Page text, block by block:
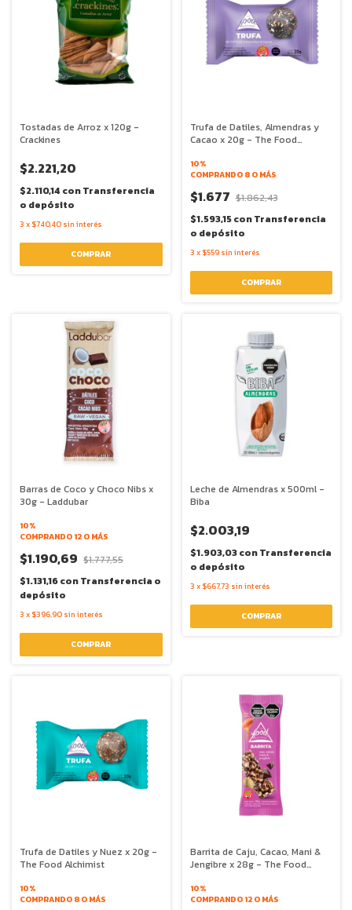
Tostadas de Arroz x 120g -
Crackines
$2.221,20
$2.110,14 conTransferencia
o depósito
3 x $740,40 sin interés
Trufa de Datiles, Almendras y
Cacao x 20g - The Food
10%
COMPRANDO 8 O MÁS
$1.677 $1.862,43
$1.593,15conTransferencia
o depósito
3 x $559 sin interés
Barras de Coco y Choco Nibs x
30g - Laddubar
10%
COMPRANDO 12 O MÁS
$1.190,69 $1.777,55
$1.131,16conTransferencia o
depósito
3 x $396,90 sin interés
Leche de Almendras x 500ml -
Biba
$2.003,19
$1.903,03conTransferencia
o depósito
3 x $667,73 sin interés
Trufa de Datiles y Nuez x 20g -
The Food Alchimist
10%
COMPRANDO 8 O MÁS
Barrita de Caju, Cacao, Mani &
Jengibre x 28g - The Food
10%
COMPRANDO 12 O MÁS